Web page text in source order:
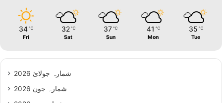
34 ℃
Fri
32 ℃
Sat
37 ℃
Sun
41 ℃
Mon
35 ℃
Tue
شمارہ جولائ 2026
شمارہ جون 2026